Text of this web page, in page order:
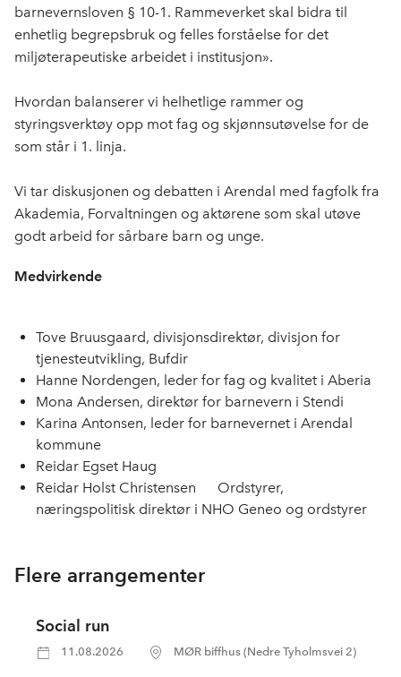
barnevernsloven § 10-1. Rammeverket skal bidra til
enhetlig begrepsbruk og felles forståelse for det
miljøterapeutiske arbeidet i institusjon».
Hvordan balanserer vi helhetlige rammer og
styringsverktøy opp mot fag og skjønnsutøvelse for de
som står i 1. linja.
Vi tar diskusjonen og debatten i Arendal med fagfolk fra
Akademia, Forvaltningen og aktørene som skal utøve
godt arbeid for sårbare barn og unge.
Medvirkende
Tove Bruusgaard, divisjonsdirektør, divisjon for
tjenesteutvikling, Bufdir
Hanne Nordengen, leder for fag og kvalitet i Aberia
Mona Andersen, direktør for barnevern i Stendi
Karina Antonsen, leder for barnevernet i Arendal
kommune
Reidar Egset Haug
Reidar Holst Christensen
Ordstyrer,
næringspolitisk direktør i NHO Geneo og ordstyrer
Flere arrangementer
Social run
11.08.2026 MØR biffhus (Nedre Tyholmsvei 2)